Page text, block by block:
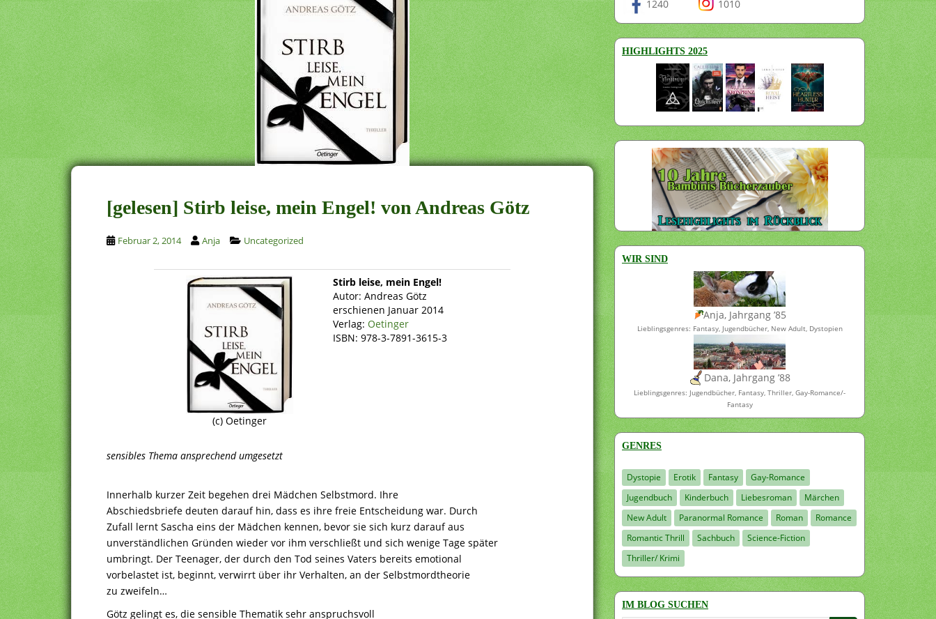
[gelesen] Stirb leise, mein Engel! von Andreas Götz
Februar 2, 2014 Anja Uncategorized
(c) Oetinger
Stirb leise, mein Engel!
Autor: Andreas Götz
erschienen Januar 2014
Verlag: Oetinger
ISBN: 978-3-7891-3615-3
sensibles Thema ansprechend umgesetzt
Innerhalb kurzer Zeit begehen drei Mädchen Selbstmord. Ihre
Abschiedsbriefe deuten darauf hin, dass es ihre freie Entscheidung war. Durch
Zufall lernt Sascha eins der Mädchen kennen, bevor sie sich kurz darauf aus
unverständlichen Gründen wieder vor ihm verschließt und sich wenige Tage später
umbringt. Der Teenager, der durch den Tod seines Vaters bereits emotional
vorbelastet ist, beginnt, verwirrt über ihr Verhalten, an der Selbstmordtheorie
zu zweifeln…
Götz gelingt es, die sensible Thematik sehr anspruchsvoll
1240 1010
HIGHLIGHTS 2025
WIR SIND
Anja, Jahrgang ’85
Lieblingsgenres: Fantasy, Jugendbücher, New Adult, Dystopien
Dana, Jahrgang ’88
Lieblingsgenres: Jugendbücher, Fantasy, Thriller, Gay-Romance/-
Fantasy
GENRES
Dystopie Erotik Fantasy
Gay-Romance
Jugendbuch
Kinderbuch Liebesroman
Märchen
New Adult
Paranormal Romance Roman
Romance
Romantic Thrill
Sachbuch
Science-Fiction
Thriller/ Krimi
IM BLOG SUCHEN